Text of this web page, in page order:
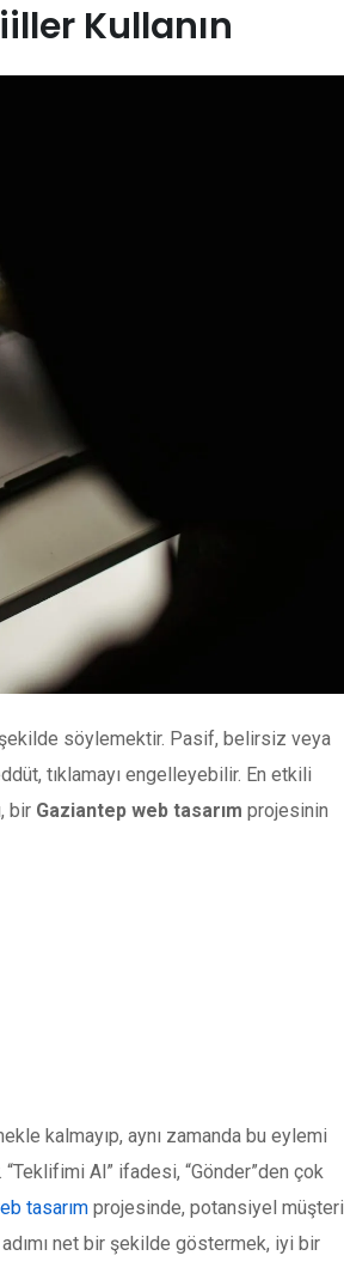
Kullanın
şekilde söylemektir. Pasif, belirsiz veya
tıklamayı engelleyebilir. En etkili
bir Gaziantep web tasarım projesinin
kalmayıp, aynı zamanda bu eylemi
Al” ifadesi, “Gönder”den çok
tasarım projesinde, potansiyel müşteri
adımı net bir şekilde göstermek, iyi bir